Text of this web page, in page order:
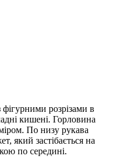
розрізами в
кишені. Горловина
По низу рукава
який застібається на
по середині.